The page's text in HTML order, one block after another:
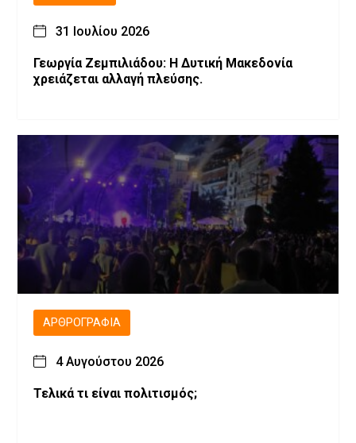
31 Ιουλίου 2026
Γεωργία Ζεμπιλιάδου: Η Δυτική Μακεδονία
χρειάζεται αλλαγή πλεύσης.
ΑΡΘΡΟΓΡΑΦΊΑ
4 Αυγούστου 2026
Τελικά τι είναι πολιτισμός;